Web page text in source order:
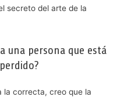
secreto del arte de la
una persona que está
la correcta, creo que la